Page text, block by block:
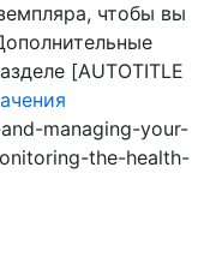
чтобы вы
[AUTOTITLE
managing-your-
the-health-